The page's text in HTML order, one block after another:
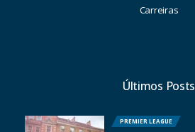
Carreiras
Últimos Posts
PREMIER LEAGUE